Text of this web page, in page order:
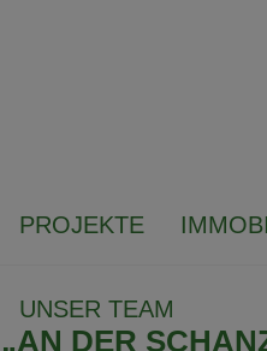
PROJEKTE
UNSER TEAM
„AN DER